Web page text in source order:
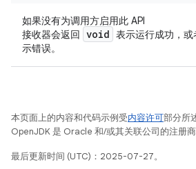
如果没有为调用方启用此 API
接收器会返回 void 表示运行成功，或
示错误。
本页面上的内容和代码示例受内容许可部分所
OpenJDK 是 Oracle 和/或其关联公司的注册商
最后更新时间 (UTC)：2025-07-27。